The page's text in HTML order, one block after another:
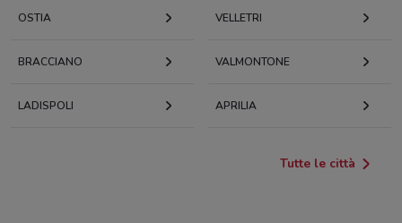
OSTIA VELLETRI
BRACCIANO VALMONTONE
LADISPOLI APRILIA
Tutte le città